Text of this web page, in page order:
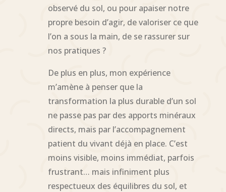
observé du sol, ou pour apaiser notre
propre besoin d’agir, de valoriser ce que
l’on a sous la main, de se rassurer sur
nos pratiques ?
De plus en plus, mon expérience
m’amène à penser que la
transformation la plus durable d’un sol
ne passe pas par des apports minéraux
directs, mais par l’accompagnement
patient du vivant déjà en place. C’est
moins visible, moins immédiat, parfois
frustrant… mais infiniment plus
respectueux des équilibres du sol, et